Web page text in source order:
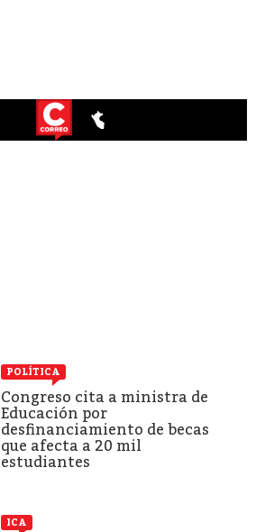
POLÍTICA
Congreso cita a ministra de
Educación por
desfinanciamiento de becas
que afecta a 20 mil
estudiantes
ICA